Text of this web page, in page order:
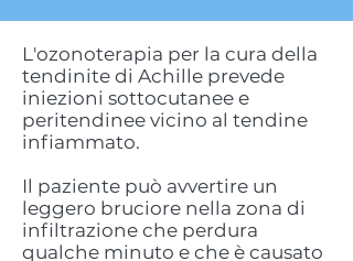
L'ozonoterapia per la cura della
tendinite di Achille prevede
iniezioni sottocutanee e
peritendinee vicino al tendine
infiammato.
Il paziente può avvertire un
leggero bruciore nella zona di
infiltrazione che perdura
qualche minuto e che è causato